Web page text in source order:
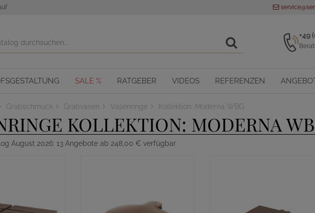
+49
SALE % RATGEBER VIDEOS REFERENZEN
Grabschmuck Grabvasen Vasenringe Kollektion: Moderna WBG
KOLLEKTION: MODERNA
August 2026: 13 Angebote ab 248,00 € verfügbar